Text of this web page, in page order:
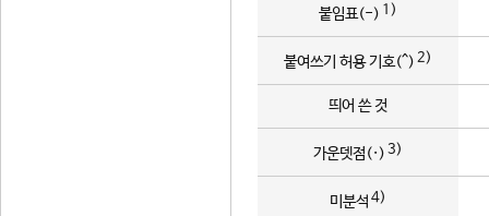
붙임표(-) 1)
붙여쓰기 허용 기호(^) 2)
띄어 쓴 것
가운뎃점(·) 3)
미분석 4)